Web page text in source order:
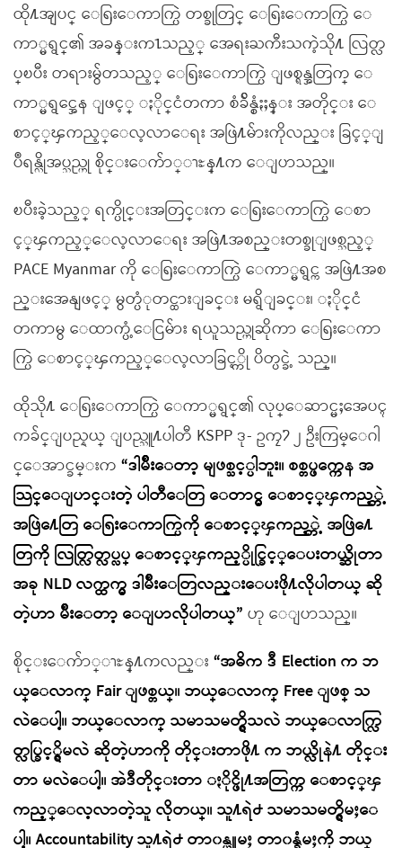
ထို႔အျပင္ ေရြးေကာက္ပြဲ တစ္ခုတြင္ ေရြးေကာက္ပြဲ ေ
ကာ္မရွင္၏ အခန္းက႑သည့္ အေရးႀကီးသကဲ့သို႔ လြတ္လ
ပ္ၿပီး တရားမွ်တသည့္ ေရြးေကာက္ပြဲ ျဖစ္ရန္အတြက္ ေ
ကာ္မရွင္အေန ျဖင့္ ႏိုင္ငံတကာ စံခ်ိန္စံႏႈန္း အတိုင္း ေ
စာင့္ၾကည့္ေလ့လာေရး အဖြဲ႔မ်ားကိုလည္း ခြင့္ျ
ပဳရန္လိုအပ္သည္ဟု စိုင္းေက်ာ္ၫႊန္႔က ေျပာသည္။
ၿပီးခဲ့သည့္ ရက္ပိုင္းအတြင္းက ေရြးေကာက္ပြဲ ေစာ
င့္ၾကည့္ေလ့လာေရး အဖြဲ႔အစည္းတစ္ခုျဖစ္သည့္
PACE Myanmar ကို ေရြးေကာက္ပြဲ ေကာ္မရွင္က အဖြဲ႔အစ
ည္းအေနျဖင့္ မွတ္ပံုတင္ထားျခင္း မရွိျခင္း၊ ႏိုင္ငံ
တကာမွ ေထာက္ပံ့ေငြမ်ား ရယူသည္ဟုဆိုကာ ေရြးေကာ
က္ပြဲ ေစာင့္ၾကည့္ေလ့လာခြင့္ကို ပိတ္ပင္ခဲ့ သည္။
ထိုသို႔ ေရြးေကာက္ပြဲ ေကာ္မရွင္၏ လုပ္ေဆာင္မႈအေပၚ
ကခ်င္ျပည္နယ္ ျပည္သူ႔ပါတီ KSPP ဒု- ဥကၠ႒ ၂ ဦးကြမ္ေဂါ
င္ေအာင္ခမ္းက “ဒါမ်ိဳးေတာ့ မျဖစ္သင့္ပါဘူး။ စစ္တပ္ဖက္ကေန အ
သြင္ေျပာင္းတဲ့ ပါတီေတြ ေတာင္မွ ေစာင့္ၾကည့္တဲ့
အဖြဲ႔ေတြ ေရြးေကာက္ပြဲကို ေစာင့္ၾကည့္တဲ့ အဖြဲ႔ေ
တြကို လြတ္လြတ္လပ္လပ္ ေစာင့္ၾကည့္ပိုင္ခြင့္ေပးတယ္ဆိုတာ
အခု NLD လက္ထက္မွ ဒါမ်ိဳးေတြလည္းေပးဖို႔လိုပါတယ္ ဆို
တဲ့ဟာ မ်ိဳးေတာ့ ေျပာလိုပါတယ္” ဟု ေျပာသည္။
စိုင္းေက်ာ္ၫႊန္႔ကလည္း “အဓိက ဒီ Election က ဘ
ယ္ေလာက္ Fair ျဖစ္တယ္။ ဘယ္ေလာက္ Free ျဖစ္ သ
လဲေပါ့။ ဘယ္ေလာက္ သမာသမတ္ရွိသလဲ ဘယ္ေလာက္လြ
တ္လပ္ခြင့္ရွိမလဲ ဆိုတဲ့ဟာကို တိုင္းတာဖို႔ က ဘယ္လိုနဲ႔ တိုင္း
တာ မလဲေပါ့။ အဲဒီတိုင္းတာ ႏိုင္ဖို႔အတြက္က ေစာင့္ၾ
ကည့္ေလ့လာတဲ့သူ လိုတယ္။ သူ႔ရဲ႕ သမာသမတ္ရွိမႈေ
ပါ့။ Accountability သူ႔ရဲ႕ တာ၀န္ယူမႈ တာ၀န္ခံမႈကို ဘယ္